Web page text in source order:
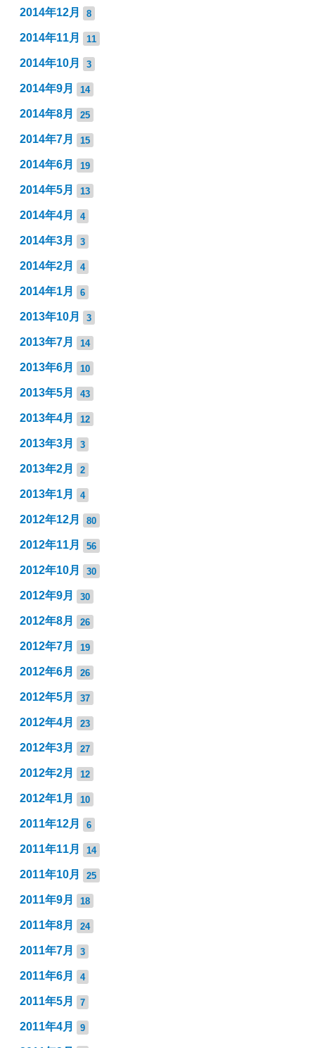
2014年12月 8
2014年11月 11
2014年10月 3
2014年9月 14
2014年8月 25
2014年7月 15
2014年6月 19
2014年5月 13
2014年4月 4
2014年3月 3
2014年2月 4
2014年1月 6
2013年10月 3
2013年7月 14
2013年6月 10
2013年5月 43
2013年4月 12
2013年3月 3
2013年2月 2
2013年1月 4
2012年12月 80
2012年11月 56
2012年10月 30
2012年9月 30
2012年8月 26
2012年7月 19
2012年6月 26
2012年5月 37
2012年4月 23
2012年3月 27
2012年2月 12
2012年1月 10
2011年12月 6
2011年11月 14
2011年10月 25
2011年9月 18
2011年8月 24
2011年7月 3
2011年6月 4
2011年5月 7
2011年4月 9